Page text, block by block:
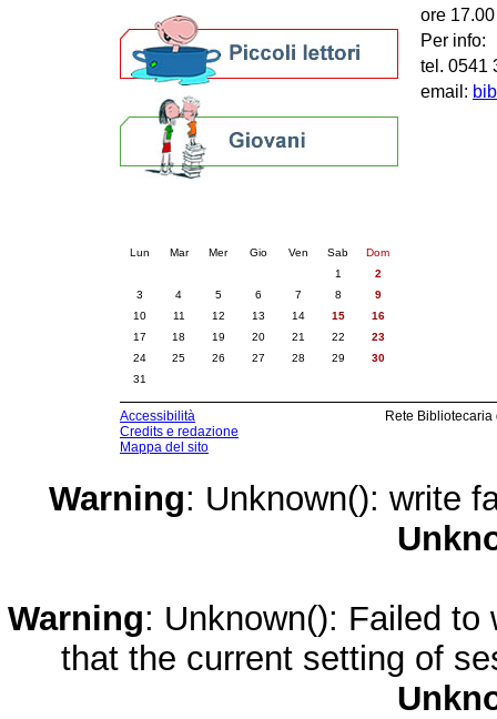
ore 17.00
Per info:
tel. 0541
email:
Lun Mar Mer Gio Ven Sab
Dom
1
2
3
4 5 6 7 8
9
10
11 12 13 14 15
16
17
18 19 20 21 22
23
24
25 26 27 28 29
30
31
Accessibilità
Credits e redazione
Mappa del sito
Rete
Warning: Unknown(): write
Warning: Unknown(): Failed
that the current setting of